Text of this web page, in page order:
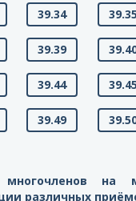
39.34 39.35
39.39
39.44 39.45
39.49
многочленов на
различных